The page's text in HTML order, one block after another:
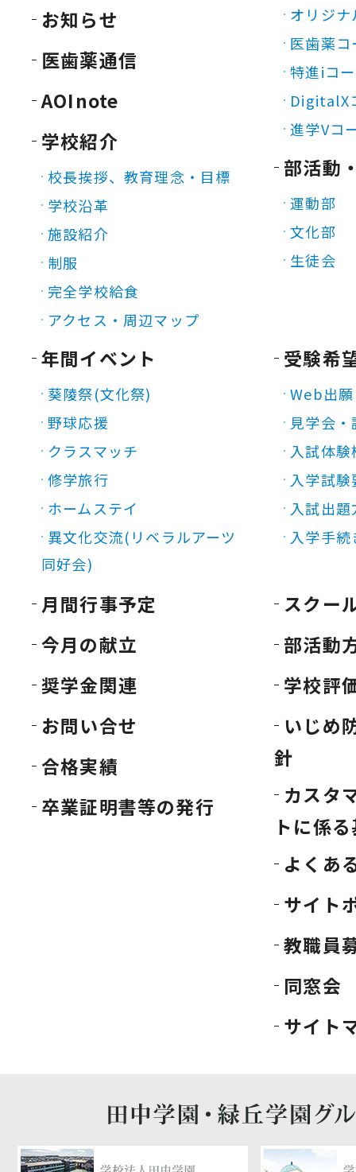
お知らせ
医歯薬通信
AOInote
学校紹介
校長挨拶、教育理念・目標
学校沿革
施設紹介
制服
完全学校給食
アクセス・周辺マップ
オリジ
医歯薬コ
特進iコ
DigitalX
進学Vコ
部活動
運動部
文化部
生徒会
年間イベント
葵陵祭(文化祭)
野球応援
クラスマッチ
修学旅行
ホームステイ
異文化交流(リベラルアーツ
同好会)
受験希
Web出願
見学会
入試体験
入学試験
入試出題
入学手続
月間行事予定
今月の献立
奨学金関連
お問い合せ
合格実績
卒業証明書等の発行
スクー
部活動
学校評
いじめ
針
カスタ
トに係
よくあ
サイト
教職員
同窓会
サイト